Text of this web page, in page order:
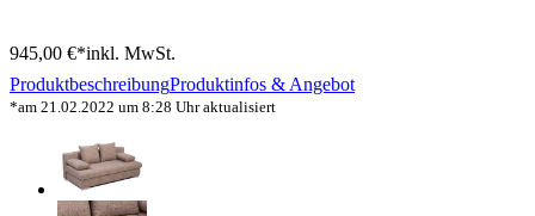
945,00 €*inkl. MwSt.
ProduktbeschreibungProduktinfos & Angebot
*am 21.02.2022 um 8:28 Uhr aktualisiert